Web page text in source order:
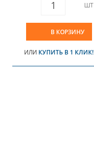
ШТ
В КОРЗИНУ
ИЛИ КУПИТЬ В 1 КЛИК!